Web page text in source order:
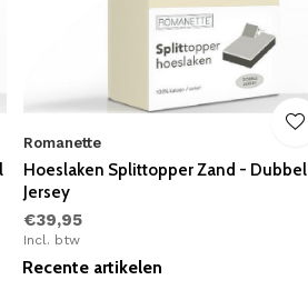
Romanette
Hoeslaken Splittopper Zand - Dubbel
Jersey
€39,95
Incl. btw
Recente artikelen